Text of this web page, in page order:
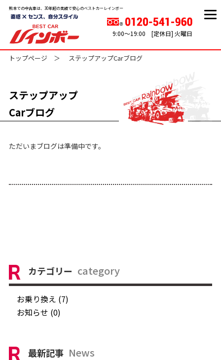
熊本での中古車は、30年超の実績で安心のベストカーレインボー
9:00～19:00 [定休日] 火曜日
トップページ ステップアップCarブログ
ステップアップ
Carブログ
ただいまブログは準備中です。
カテゴリー category
お乗り換え (7)
お知らせ (0)
最新記事 News